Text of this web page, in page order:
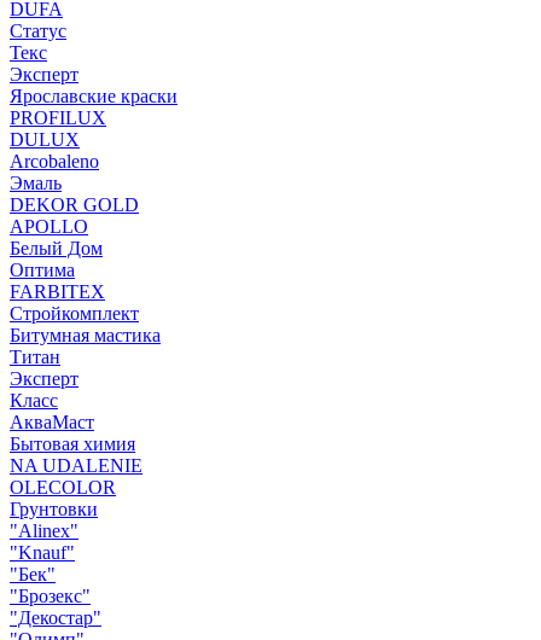
DUFA
Статус
Текс
Эксперт
Ярославские краски
PROFILUX
DULUX
Arcobaleno
Эмаль
DEKOR GOLD
APOLLO
Белый Дом
Оптима
FARBITEX
Стройкомплект
Битумная мастика
Титан
Эксперт
Класс
АкваМаст
Бытовая химия
NA UDALENIE
OLECOLOR
Грунтовки
"Alinex"
"Knauf"
"Бек"
"Брозекс"
"Декостар"